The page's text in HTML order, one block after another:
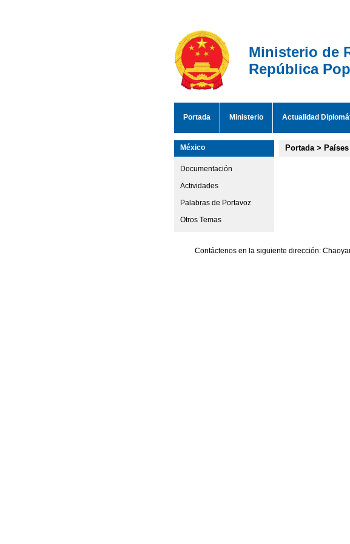
Ministerio de
República
Portada Ministerio Actualidad
México
Documentación
Actividades
Palabras de Portavoz
Otros Temas
Portada>
Contáctenos en la siguiente dirección: